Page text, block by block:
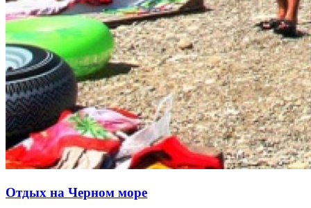
Отдых на Черном море